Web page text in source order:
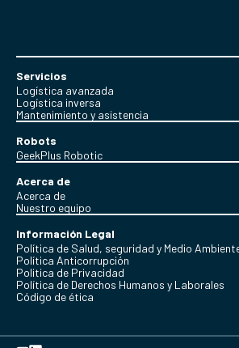
Servicios
Logística avanzada
Logística inversa
Mantenimiento y asistencia
Robots
GeekPlus Robotic
Acerca de
Acerca de
Nuestro equipo
Información Legal
Política de Salud, seguridad y Medio
Política Anticorrupción
Politica de Privacidad
Política de Derechos Humanos y Laborales
Código de ética